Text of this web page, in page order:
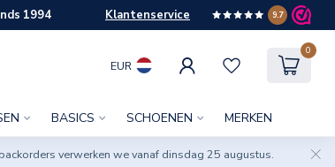
1994 Klantenservice 9.7
EUR
0
BASICS SCHOENEN MERKEN
verwerken we vanaf dinsdag 25 augustus.